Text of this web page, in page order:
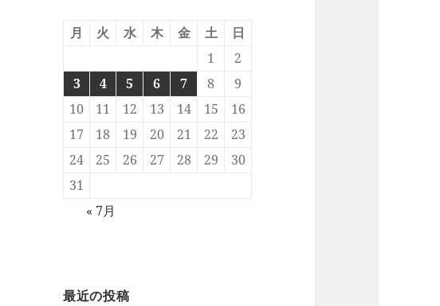
月 火 水 木 金 土
日
1
2
3
4 5 6 7 8
9
10
11 12 13 14 15
16
17
18 19 20 21 22
23
24
25 26 27 28 29
30
31
« 7月
最近の投稿